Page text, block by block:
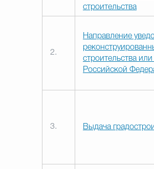
строительства
2.
Направление
строительства
Российской
3. Выдача